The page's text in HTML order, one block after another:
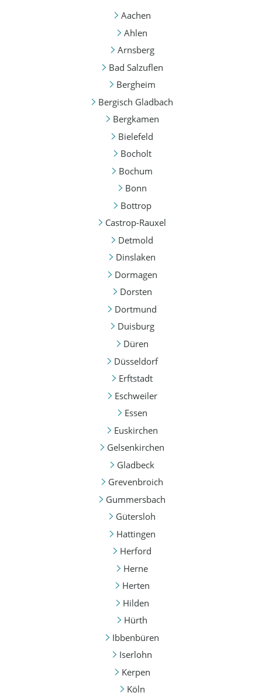
Aachen
Ahlen
Arnsberg
Bad Salzuflen
Bergheim
Bergisch Gladbach
Bergkamen
Bielefeld
Bocholt
Bochum
Bonn
Bottrop
Castrop-Rauxel
Detmold
Dinslaken
Dormagen
Dorsten
Dortmund
Duisburg
Düren
Düsseldorf
Erftstadt
Eschweiler
Essen
Euskirchen
Gelsenkirchen
Gladbeck
Grevenbroich
Gummersbach
Gütersloh
Hattingen
Herford
Herne
Herten
Hilden
Hürth
Ibbenbüren
Iserlohn
Kerpen
Köln